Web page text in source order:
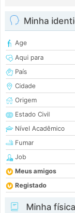
Minha
Age
Aqui para
País
Cidade
Origem
Estado Civil
Nível Acadêmico
Fumar
Job
Meus amigos
Registado
Minha